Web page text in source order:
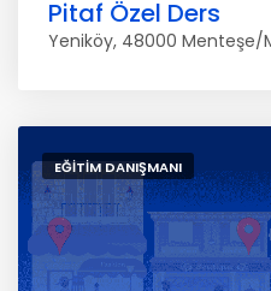
Pitaf Özel Ders
Yeniköy, 48000 Menteşe/
EĞITIM DANIŞMANI